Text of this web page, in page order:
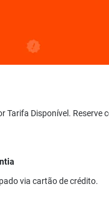
Tarifa Disponível. Reserve
via cartão de crédito.